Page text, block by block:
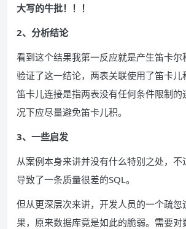
大写的牛批！！！
2、分析结论
看到这个结果我第一反应就是产生笛卡尔
验证了这一结论，两表关联使用了笛卡儿
笛卡儿连接是指两表没有任何条件限制的
况下应尽量避免笛卡儿积。
3、一些启发
从案例本身来讲并没有什么特别之处，不
导致了一条质量很差的SQL。
但从更深层次来讲，开发人员的一个疏忽
果，原来数据库竟是如此的脆弱。需要对